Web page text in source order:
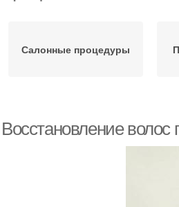
Салонные процедуры
Восстановление волос